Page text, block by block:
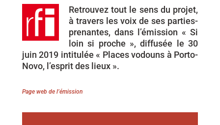
Retrouvez tout le sens du projet,
à travers les voix de ses parties-
prenantes, dans l’émission « Si
loin si proche », diffusée le 30
juin 2019 intitulée « Places vodouns à Porto-
Novo, l’esprit des lieux ».
Page web de l’émission